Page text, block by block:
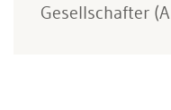
Gesellschafter